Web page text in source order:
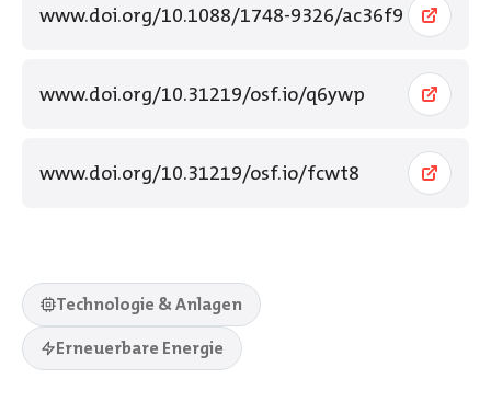
www.doi.org/10.1088/1748-9326/ac36f9
www.doi.org/10.31219/osf.io/q6ywp
www.doi.org/10.31219/osf.io/fcwt8
Technologie & Anlagen
Erneuerbare Energie